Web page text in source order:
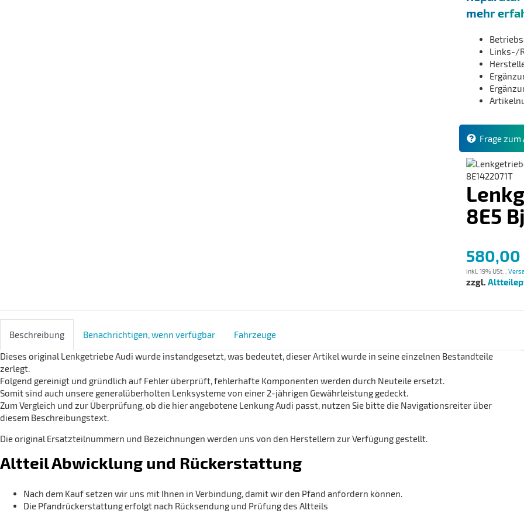
mehr
Links-/
Frage zum
8E5
580,00
inkl. 19% USt. ,
zzgl.
Beschreibung Benachrichtigen, wenn verfügbar Fahrzeuge
Dieses original Lenkgetriebe Audi wurde instandgesetzt, was bedeutet, dieser Artikel wurde in seine einzelnen Bestandteile
zerlegt.
Folgend gereinigt und gründlich auf Fehler überprüft, fehlerhafte Komponenten werden durch Neuteile ersetzt.
Somit sind auch unsere generalüberholten Lenksysteme von einer 2-jährigen Gewährleistung gedeckt.
Zum Vergleich und zur Überprüfung, ob die hier angebotene Lenkung Audi passt, nutzen Sie bitte die Navigationsreiter über
diesem Beschreibungstext.
Die original Ersatzteilnummern und Bezeichnungen werden uns von den Herstellern zur Verfügung gestellt.
Altteil Abwicklung und Rückerstattung
Nach dem Kauf setzen wir uns mit Ihnen in Verbindung, damit wir den Pfand anfordern können.
Die Pfandrückerstattung erfolgt nach Rücksendung und Prüfung des Altteils